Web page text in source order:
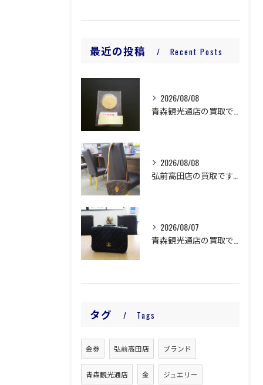
最近の投稿 Recent Posts
2026/08/08
2026/08/08
2026/08/07
タグ Tags
金券 弘前高田店 ブランド
青森観光通店 金 ジュエリー